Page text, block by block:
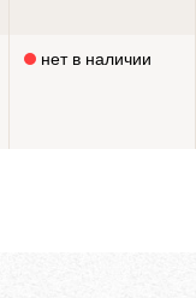
нет в наличии